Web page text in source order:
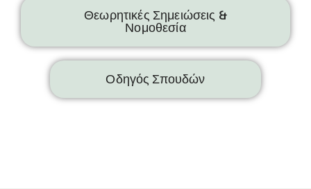
Θεωρητικές Σημειώσεις &
Νομοθεσία
Οδηγός Σπουδών